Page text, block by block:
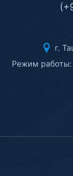
г.
Режим работы: